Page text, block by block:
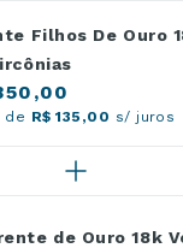
Filhos De Ouro
de R$ 135,00 s/ juros
de Ouro 18k